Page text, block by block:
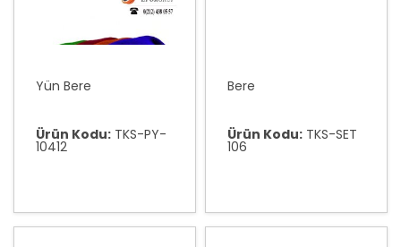
Yün Bere
Ürün Kodu: TKS-PY-
10412
Bere
Ürün Kodu: TKS-SET
106